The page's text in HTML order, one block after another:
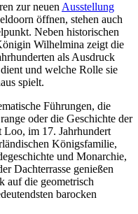
zur neuen Ausstellung
öffnen, stehen auch
Neben historischen
Wilhelmina zeigt die
als Ausdruck
und welche Rolle sie
spielt.
Führungen, die
oder die Geschichte der
Loo, im 17. Jahrhundert
Königsfamilie,
und Monarchie,
Dachterrasse genießen
auf die geometrisch
barocken